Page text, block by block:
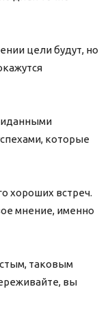
цели будут, но
которые
хороших встреч.
мнение, именно
таковым
вы